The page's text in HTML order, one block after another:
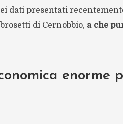
dati presentati
di Cernobbio, a che
enorme